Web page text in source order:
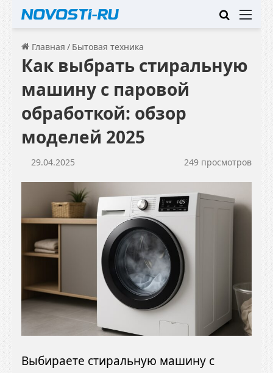
Искать
Главная / Бытовая техника
Как выбрать стиральную
машину с паровой
обработкой: обзор
моделей 2025
29.04.2025 249 просмотров
Выбираете стиральную машину с